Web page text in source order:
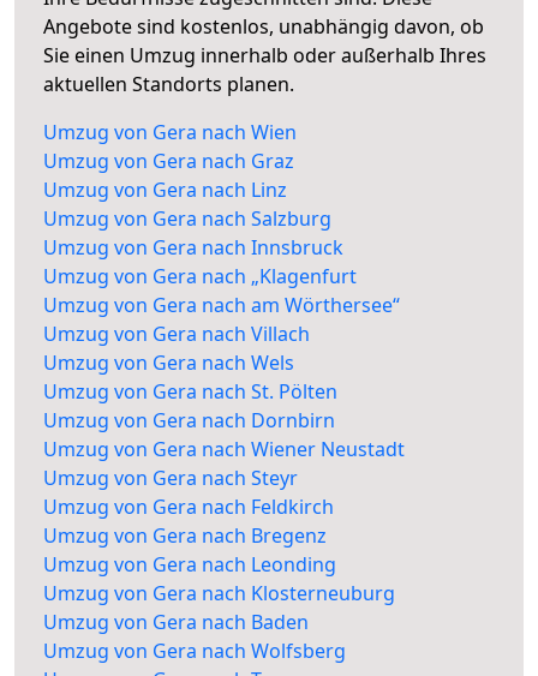
Angebote sind kostenlos, unabhängig davon, ob
Sie einen Umzug innerhalb oder außerhalb Ihres
aktuellen Standorts planen.
Umzug von Gera nach Wien
Umzug von Gera nach Graz
Umzug von Gera nach Linz
Umzug von Gera nach Salzburg
Umzug von Gera nach Innsbruck
Umzug von Gera nach „Klagenfurt
Umzug von Gera nach am Wörthersee“
Umzug von Gera nach Villach
Umzug von Gera nach Wels
Umzug von Gera nach St. Pölten
Umzug von Gera nach Dornbirn
Umzug von Gera nach Wiener Neustadt
Umzug von Gera nach Steyr
Umzug von Gera nach Feldkirch
Umzug von Gera nach Bregenz
Umzug von Gera nach Leonding
Umzug von Gera nach Klosterneuburg
Umzug von Gera nach Baden
Umzug von Gera nach Wolfsberg